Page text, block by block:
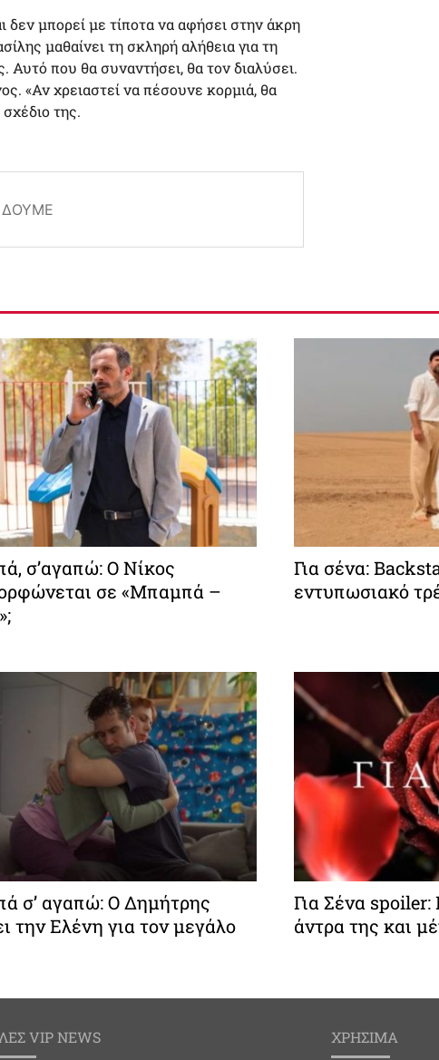
δεν μπορεί με τίποτα να αφήσει στην άκρη
μαθαίνει τη σκληρή αλήθεια για τη
Αυτό που θα συναντήσει, θα τον διαλύσει.
«Αν χρειαστεί να πέσουνε κορμιά, θα
της.
ΔΟΎΜΕ
σ’αγαπώ: O Νίκος
σε «Μπαμπά –
Για σένα:
εντυπωσιακό
σ’ αγαπώ: Ο Δημήτρης
την Ελένη για τον μεγάλο
Για Σένα spoiler:
άντρα της και
VIP NEWS ΧΡΗΣΙΜΑ